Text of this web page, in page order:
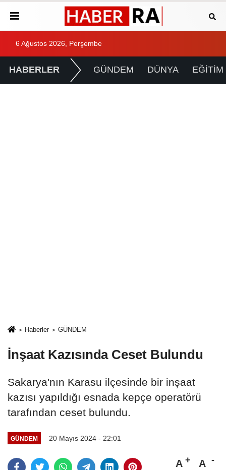
6 Ağustos 2026, Perşembe
HABERLER GÜNDEM DÜNYA EĞİTİM
Haberler GÜNDEM
İnşaat Kazısında Ceset Bulundu
Sakarya'nın Karasu ilçesinde bir inşaat
kazısı yapıldığı esnada kepçe operatörü
tarafından ceset bulundu.
GÜNDEM 20 Mayıs 2024 - 22:01
A A